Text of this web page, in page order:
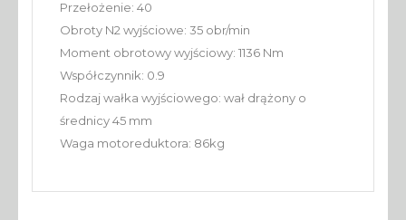
Przełożenie: 40
Obroty N2 wyjściowe: 35 obr/min
Moment obrotowy wyjściowy: 1136 Nm
Współczynnik: 0.9
Rodzaj wałka wyjściowego: wał drążony o
średnicy 45 mm
Waga motoreduktora: 86kg